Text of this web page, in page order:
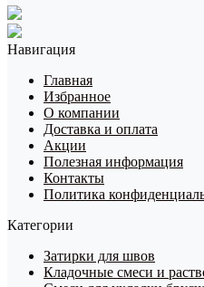
Навигация
Главная
Избранное
О компании
Доставка и оплата
Акции
Полезная информация
Контакты
Политика
Категории
Затирки для швов
Кладочные смеси и